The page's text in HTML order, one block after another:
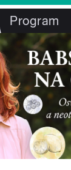
Program